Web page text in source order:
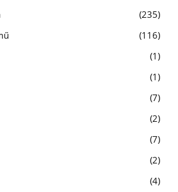
235
116
1
1
7
2
7
2
4